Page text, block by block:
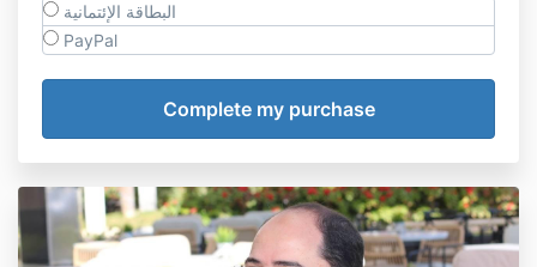
البطاقة الإئتمانية
PayPal